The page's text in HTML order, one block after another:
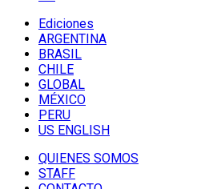
Ediciones
ARGENTINA
BRASIL
CHILE
GLOBAL
MÉXICO
PERU
US ENGLISH
QUIENES SOMOS
STAFF